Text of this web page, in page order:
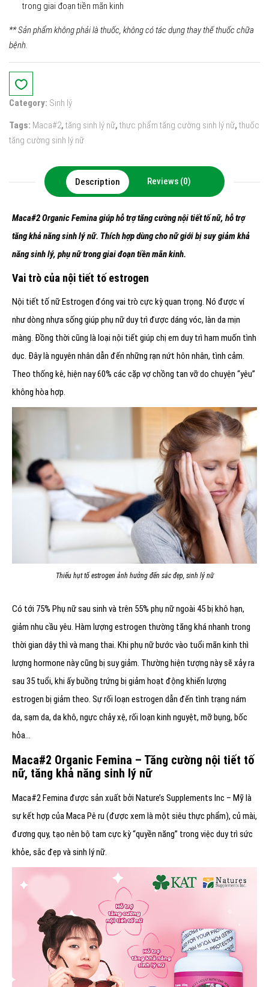
trong giai đoạn tiền mãn kinh
** Sản phẩm không phải là thuốc, không có tác dụng thay thế thuốc chữa
bệnh.
Category: Sinh lý
Tags: Maca#2, tăng sinh lý nữ, thực phẩm tăng cường sinh lý nữ, thuốc
tăng cường sinh lý nữ
Description Reviews (0)
Maca#2 Organic Femina giúp hỗ trợ tăng cường nội tiết tố nữ, hỗ trợ
tăng khả năng sinh lý nữ. Thích hợp dùng cho nữ giới bị suy giảm khả
năng sinh lý, phụ nữ trong giai đoạn tiền mãn kinh.
Vai trò của nội tiết tố estrogen
Nội tiết tố nữ Estrogen đóng vai trò cực kỳ quan trọng. Nó được ví
như dòng nhựa sống giúp phụ nữ duy trì được dáng vóc, làn da mịn
màng. Đồng thời cũng là loại nội tiết giúp chị em duy trì ham muốn tình
dục. Đây là nguyên nhân dẫn đến những rạn nứt hôn nhân, tình cảm.
Theo thống kê, hiện nay 60% các cặp vợ chồng tan vỡ do chuyện “yêu”
không hòa hợp.
Thiếu hụt tố estrogen ảnh hưởng đến sắc đẹp, sinh lý nữ
Có tới 75% Phụ nữ sau sinh và trên 55% phụ nữ ngoài 45 bị khô hạn,
giảm nhu cầu yêu. Hàm lượng estrogen thường tăng khá nhanh trong
thời gian dậy thì và mang thai. Khi phụ nữ bước vào tuổi mãn kinh thì
lượng hormone này cũng bị suy giảm. Thường hiện tượng này sẽ xảy ra
sau 35 tuổi, khi ấy buồng trứng bị giảm hoạt động khiến lượng
estrogen bị giảm theo. Sự rối loạn estrogen dẫn đến tình trạng nám
da, sạm da, da khô, ngực chảy xệ, rối loạn kinh nguyệt, mỡ bụng, bốc
hỏa…
Maca#2 Organic Femina – Tăng cường nội tiết tố
nữ, tăng khả năng sinh lý nữ
Maca#2 Femina được sản xuất bởi Nature’s Supplements Inc – Mỹ là
sự kết hợp của Maca Pê ru (được xem là một siêu thực phẩm), củ mài,
đương quy, tạo nên bộ tam cực kỳ “quyền năng” trong việc duy trì sức
khỏe, sắc đẹp và sinh lý nữ.